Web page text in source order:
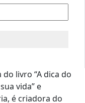
livro “A dica do
vida” e
é criadora do